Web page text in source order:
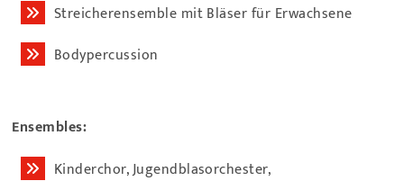
Streicherensemble mit Bläser für Erwachsene
Bodypercussion
Ensembles:
Kinderchor, Jugendblasorchester,